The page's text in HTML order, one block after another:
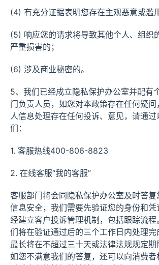
(4) 有充分证据表明您存在主观恶意或滥
(5) 响应您的请求将导致其他个人、组织
严重损害的；
(6) 涉及商业秘密的。
5、我们已经成立隐私保护办公室并配有
门负责人员，如您对本政策存在任何疑
人信息处理存在任何投诉、意见，请通
们：
1. 客服热线400-806-8823
2. 在线客服“我的客服”
客服部门将会同隐私保护办公室及时答
信息安全，我们需要先验证您的身份和
经建立客户投诉管理机制，包括跟踪流
们将在验证通过后的三个工作日内处理
最长将在不超过三十天或法律法规规定期
如您不满意我们的答复，还可以向消费